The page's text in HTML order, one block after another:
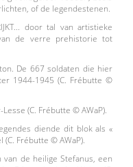
of de legendestenen.
door tal van artistieke
de verre prehistorie tot
De 667 soldaten die hier
1944-1945 (C. Frébutte ©
(C. Frébutte © AWaP).
diende dit blok als «
Frébutte © AWaP).
de heilige Stefanus, een